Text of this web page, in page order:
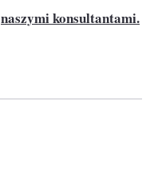
naszymi konsultantami.